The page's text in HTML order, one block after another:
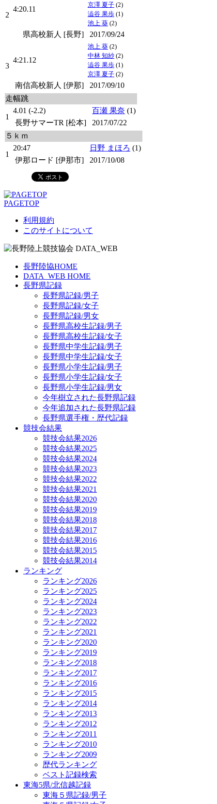
2
4:20.11
京澤 夏子 (2)
澁谷 果歩 (1)
池上 葵 (2)
県高校新人 [長野] 2017/09/24
3
4:21.12
池上 葵 (2)
中林 知紗 (2)
澁谷 果歩 (1)
京澤 夏子 (2)
南信高校新人 [伊那]
2017/09/10
走幅跳
1
4.01 (-2.2) 百瀬 果奈 (1)
長野サマーTR [松本]
2017/07/22
５ｋｍ
1
20:47 日野 まほろ (1)
伊那ロード [伊那市]
2017/10/08
PAGETOP
利用規約
このサイトについて
長野陸協HOME
DATA_WEB HOME
長野県記録
長野県記録/男子
長野県記録/女子
長野県記録/男女
長野県高校生記録/男子
長野県高校生記録/女子
長野県中学生記録/男子
長野県中学生記録/女子
長野県小学生記録/男子
長野県小学生記録/女子
長野県小学生記録/男女
今年樹立された長野県記録
今年追加された長野県記録
長野県選手権・歴代記録
競技会結果
競技会結果2026
競技会結果2025
競技会結果2024
競技会結果2023
競技会結果2022
競技会結果2021
競技会結果2020
競技会結果2019
競技会結果2018
競技会結果2017
競技会結果2016
競技会結果2015
競技会結果2014
ランキング
ランキング2026
ランキング2025
ランキング2024
ランキング2023
ランキング2022
ランキング2021
ランキング2020
ランキング2019
ランキング2018
ランキング2017
ランキング2016
ランキング2015
ランキング2014
ランキング2013
ランキング2012
ランキング2011
ランキング2010
ランキング2009
歴代ランキング
ベスト記録検索
東海5県/北信越記録
東海５県記録/男子